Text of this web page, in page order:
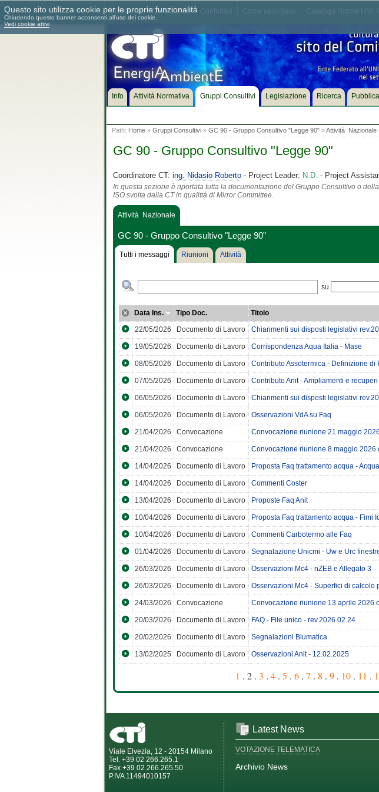
Chi siamo Dove siamo
Info Attività Normativa Gruppi Consultivi Legislazione Ricerca
Path: Home» Gruppi Consultivi» GC 90 - Gruppo Consultivo "Legge 90"»Attività Nazionale
GC 90 - Gruppo Consultivo "Legge 90"
Coordinatore CT: ing. Nidasio Roberto- Project Leader: N.D. - Project
In questa sezione è riportata tutta la documentazione del Gruppo Consultivo o
ISO svolta dalla CT in qualittà di Mirror Committee.
Attività Nazionale
GC 90 - Gruppo Consultivo "Legge 90"
Tutti i messaggi Riunioni Attività
su
Data Ins. Tipo Doc. Titolo
22/05/2026
Documento di Lavoro Chiarimenti sui disposti legislativi
19/05/2026 Documento di Lavoro Corrispondenza Aqua Italia - Mase
08/05/2026 Documento di Lavoro Contributo Assotermica - Definizione
07/05/2026 Documento di Lavoro Contributo Anit - Ampliamenti e recuperi
06/05/2026 Documento di Lavoro Chiarimenti sui disposti legislativi
06/05/2026 Documento di Lavoro Osservazioni VdA su Faq
21/04/2026 Convocazione Convocazione riunione 21 maggio
21/04/2026 Convocazione Convocazione riunione 8 maggio 2026
14/04/2026 Documento di Lavoro Proposta Faq trattamento acqua -
14/04/2026 Documento di Lavoro Commenti Coster
13/04/2026 Documento di Lavoro Proposte Faq Anit
10/04/2026 Documento di Lavoro Proposta Faq trattamento acqua - Fimi
10/04/2026 Documento di Lavoro Commenti Carbotermo alle Faq
01/04/2026 Documento di Lavoro Segnalazione Unicmi - Uw e Urc
26/03/2026 Documento di Lavoro Osservazioni Mc4 - nZEB e Allegato 3
26/03/2026 Documento di Lavoro Osservazioni Mc4 - Superfici di calcolo
24/03/2026 Convocazione Convocazione riunione 13 aprile 2026
20/03/2026 Documento di Lavoro FAQ - File unico - rev.2026.02.24
20/02/2026 Documento di Lavoro Segnalazioni Blumatica
13/02/2025 Documento di Lavoro Osservazioni Anit - 12.02.2025
1 . 2 . 3 . 4. 5 . 6. 7 . 8 . 9. 10. 11 .
Viale Elvezia, 12 - 20154 Milano
Tel. +39 02 266.265.1
Fax +39 02 266.265.50
P.IVA 11494010157
Latest News
VOTAZIONE TELEMATICA
Archivio News
Questo sito utilizza cookie per le proprie funzionalità
Chiudendo questo banner acconsenti all'uso dei cookie.
Vedi cookie attivi